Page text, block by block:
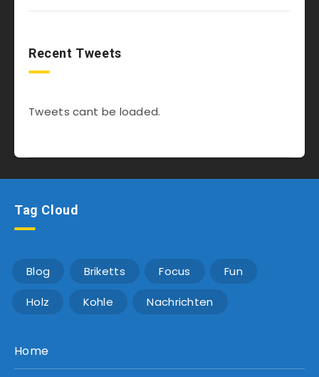
Recent Tweets
Tweets cant be loaded.
Tag Cloud
Blog Briketts Focus Fun
Holz Kohle Nachrichten
Home